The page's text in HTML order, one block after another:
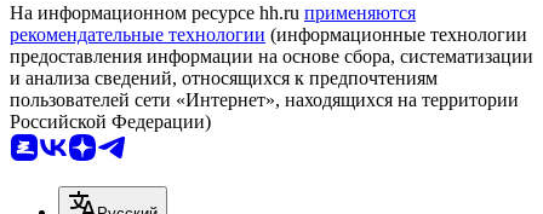
На информационном ресурсе hh.ru применяются
рекомендательные технологии (информационные технологии
предоставления информации на основе сбора, систематизации
и анализа сведений, относящихся к предпочтениям
пользователей сети «Интернет», находящихся на территории
Российской Федерации)